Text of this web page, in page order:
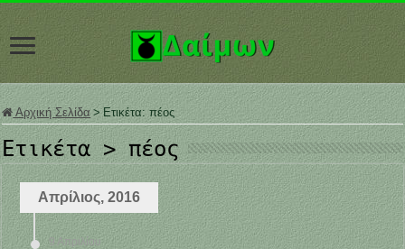
Αρχική Σελίδα > Ετικέτα:πέος
Ετικέτα >πέος
Απρίλιος, 2016
9 Απριλίου